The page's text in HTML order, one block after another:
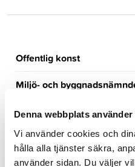
Denna webbplats
Vi använder cookies och
hålla alla tjänster säkra,
använder sidan. Du väljer
Offentlig konst
Miljö- och
Svenska skolsektionen
Stadsfullmäktige